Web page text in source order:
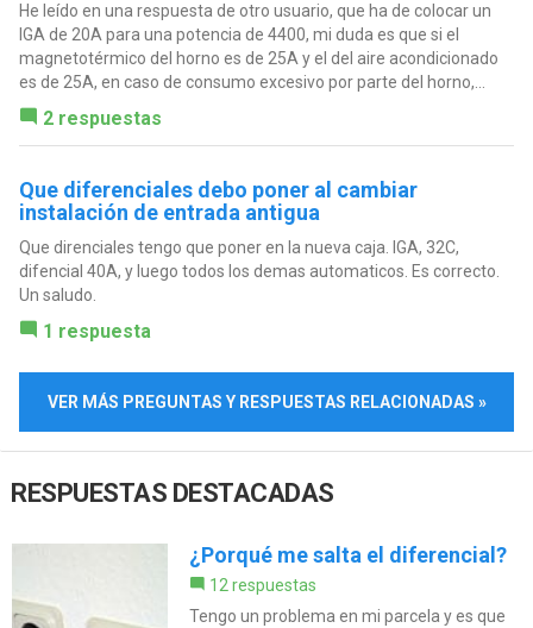
He leído en una respuesta de otro usuario, que ha de colocar un
IGA de 20A para una potencia de 4400, mi duda es que si el
magnetotérmico del horno es de 25A y el del aire acondicionado
es de 25A, en caso de consumo excesivo por parte del horno,...
2 respuestas
Que diferenciales debo poner al cambiar
instalación de entrada antigua
Que direnciales tengo que poner en la nueva caja. IGA, 32C,
difencial 40A, y luego todos los demas automaticos. Es correcto.
Un saludo.
1 respuesta
VER MÁS PREGUNTAS Y RESPUESTAS RELACIONADAS »
RESPUESTAS DESTACADAS
¿Porqué me salta el diferencial?
12 respuestas
Tengo un problema en mi parcela y es que